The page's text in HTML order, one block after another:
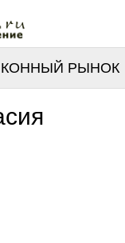
КОННЫЙ РЫНОК